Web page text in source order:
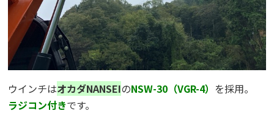
ウインチはオカダNANSEIのNSW-30（VGR-4） を採用。
ラジコン付きです。